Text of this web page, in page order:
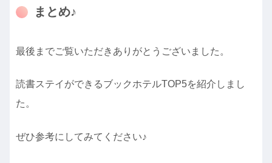
まとめ♪
最後までご覧いただきありがとうございました。
読書ステイができるブックホテルTOP5を紹介しまし
た。
ぜひ参考にしてみてください♪